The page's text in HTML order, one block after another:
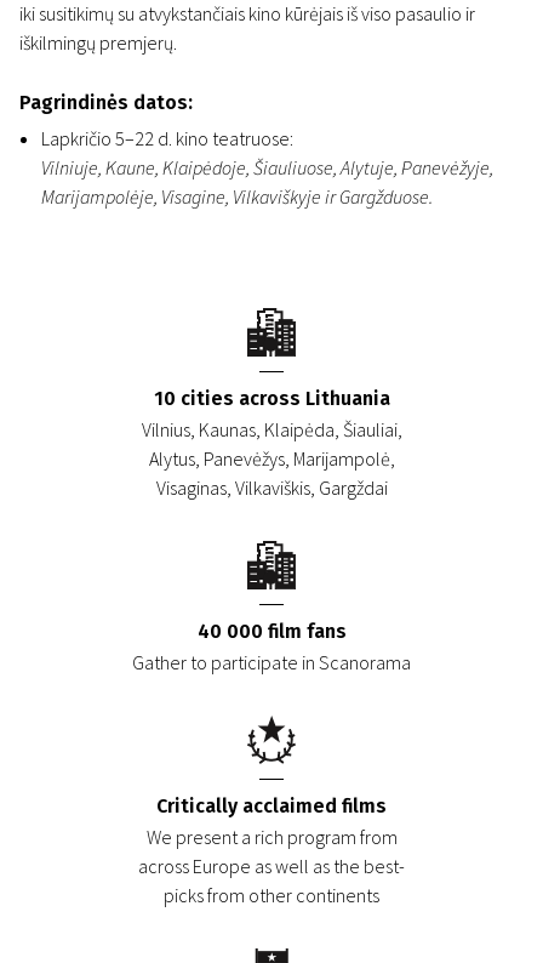
iki susitikimų su atvykstančiais kino kūrėjais iš viso pasaulio ir
iškilmingų premjerų.
Pagrindinės datos:
Lapkričio 5–22 d. kino teatruose:
Vilniuje, Kaune, Klaipėdoje, Šiauliuose, Alytuje, Panevėžyje,
Marijampolėje, Visagine, Vilkaviškyje ir Gargžduose.
10 cities across Lithuania
Vilnius, Kaunas, Klaipėda, Šiauliai,
Alytus, Panevėžys, Marijampolė,
Visaginas, Vilkaviškis, Gargždai
40 000 film fans
Gather to participate in Scanorama
Critically acclaimed films
We present a rich program from
across Europe as well as the best-
picks from other continents